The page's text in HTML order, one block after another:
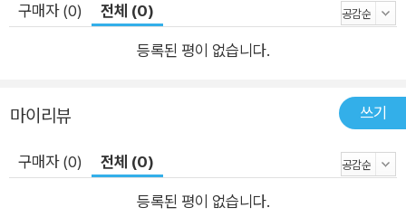
색 평가 방법론을 넘어서 새로 제안된 지표들을 논의한다. 13장
은 검색 시스템의 성능을 응답 시간과 처리량의 관점에서 평가하
가지를 선택해 4부까지 알아본 일반적인 지식과 개념을 세분화,
구체화한다. 병렬 검색엔진의 구조와 동작 방식은 14장에서 다룬
다. 15장은 웹 검색엔진에 관한 내용이다. 여기에는 링크 분석, 문
서 수집, 중복 탐지와 같은 내용이 포함된다. 16장은 XML 문서
를 대상으로 한 정보 검색이다. 각 장 끝부분에는 더 읽어볼 만한
구매자 (0) 전체 (0)
등록된 평이 없습니다.
마이리뷰 쓰기
구매자 (0) 전체 (0)
등록된 평이 없습니다.